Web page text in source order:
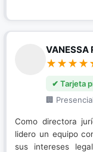
VANESSA
✔ Tarjeta
🏢
Como directora
lidero un equipo
sus intereses